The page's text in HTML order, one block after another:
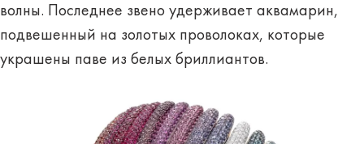
волны. Последнее звено удерживает аквамарин,
подвешенный на золотых проволоках, которые
украшены паве из белых бриллиантов.